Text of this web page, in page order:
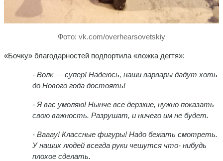
Фото: vk.com/overhearsovetskiy
«Бочку» благодарностей подпортила «ложка дегтя»:
- Волк — супер! Надеюсь, наши варвары дадут хоть
до Нового года достоять!
- Явас умоляю! Нынче все дерзкие, нужно показать
свою важность. Разрушат, и ничего им не будет.
- Вааау! Классные фигуры! Надо бежать смотреть.
У наших людей всегда руки чешутся что- нибудь
плохое сделать.